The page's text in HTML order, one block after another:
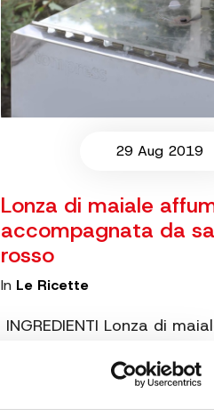
29 Aug 2019
Lonza di maiale
accompagnata da
rosso
In Le Ricette
INGREDIENTI Lonza di
ginepro Bucce di mele
Agrumi disidratati Erbe
bicchieri di vino rosso